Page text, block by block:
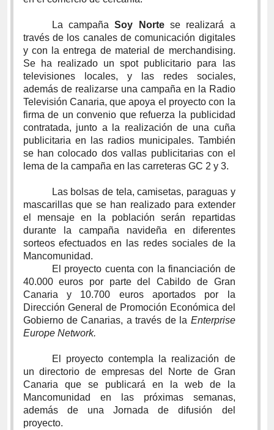
La campañaSoy Nortese realizará a
través de los canales de comunicación digitales
y con la entrega de material de merchandising.
Se ha realizado un spot publicitario para las
televisiones locales, y las redes sociales,
además de realizarse una campaña en la Radio
Televisión Canaria, que apoya el proyecto con la
firma de un convenio que refuerza la publicidad
contratada, junto a la realización de una cuña
publicitaria en las radios municipales. También
se han colocado dos vallas publicitarias con el
lema de la campaña en las carreteras GC 2 y 3.
Las bolsas de tela, camisetas, paraguas y
mascarillas que se han realizado para extender
el mensaje en la población serán repartidas
durante la campaña navideña en diferentes
sorteos efectuados en las redes sociales de la
Mancomunidad.
El proyecto cuenta con la financiación de
40.000 euros por parte del Cabildo de Gran
Canaria y 10.700 euros aportados por la
Dirección General de Promoción Económica del
Gobierno de Canarias, a través de la Enterprise
Europe Network.
El proyecto contempla la realización de
un directorio de empresas del Norte de Gran
Canaria que se publicará en la web de la
Mancomunidad en las próximas semanas,
además de una Jornada de difusión del
proyecto.